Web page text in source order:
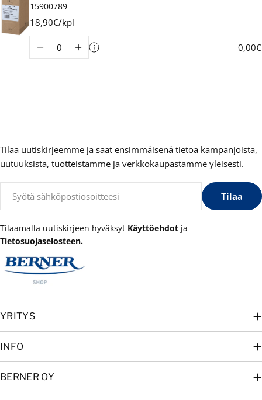
15900789
18,90€/kpl
0,00€
YRITYS
INFO
BERNER OY
Tilaa uutiskirjeemme ja saat ensimmäisenä tietoa kampanjoista,
uutuuksista, tuotteistamme ja verkkokaupastamme yleisesti.
Tilaa
Tilaamalla uutiskirjeen hyväksyt Käyttöehdot ja
Tietosuojaselosteen.